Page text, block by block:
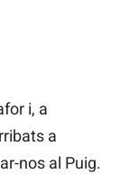
i, a
a
nos al Puig.